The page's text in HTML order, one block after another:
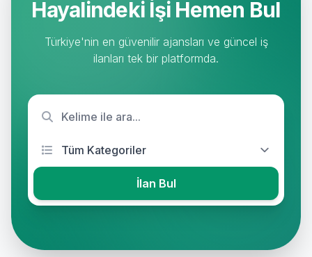
Hayalindeki İşi Hemen Bul
Türkiye'nin en güvenilir ajansları ve güncel iş
ilanları tek bir platformda.
İlan Bul